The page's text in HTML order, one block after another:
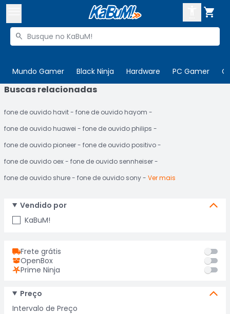

Buscar produtos

Mundo Gamer Black Ninja Hardware PC Gamer

 Departamentos
Cupons
Mais Vendidos
ENTRE
CADASTRE-SE
Buscas relacionadas
fone de ouvido havit
fone de ouvido hayom
fone de ouvido huawei
fone de ouvido philips
fone de ouvido pioneer
fone de ouvido positivo
fone de ouvido oex
fone de ouvido sennheiser
fone de ouvido shure
fone de ouvido sony Ver mais
Vendido por
KaBuM!
Frete grátis
OpenBox
Prime Ninja
Preço
Intervalo de Preço